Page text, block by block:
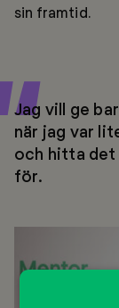
sin framtid.
Jag vill ge
när jag var
och hitta det
för.